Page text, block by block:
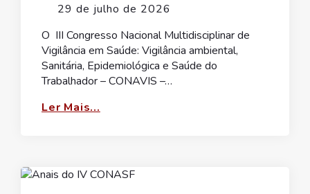
29 de julho de 2026
O III Congresso Nacional Multidisciplinar de
Vigilância em Saúde: Vigilância ambiental,
Sanitária, Epidemiológica e Saúde do
Trabalhador – CONAVIS –…
Ler Mais...